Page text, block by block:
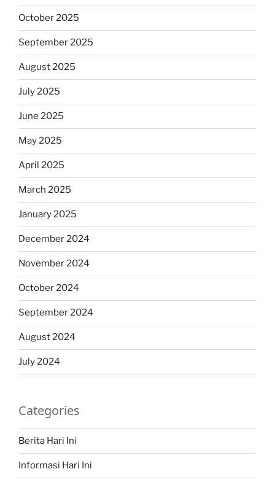
October 2025
September 2025
August 2025
July 2025
June 2025
May 2025
April 2025
March 2025
January 2025
December 2024
November 2024
October 2024
September 2024
August 2024
July 2024
Categories
Berita Hari Ini
Informasi Hari Ini